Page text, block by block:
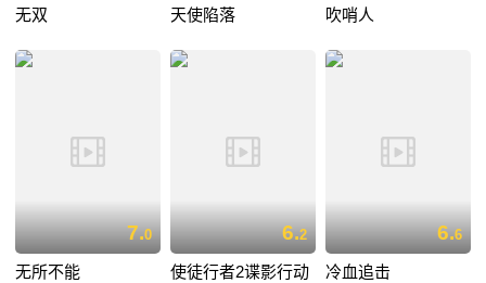
无双 天使陷落 吹哨人
7.0
无所不能
6.2
使徒行者2谍影行动
6.6
冷血追击